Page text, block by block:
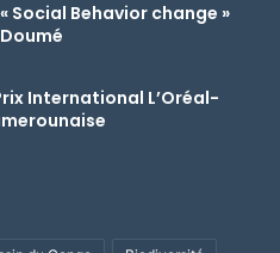
Social Behavior change »
International L’Oréal-